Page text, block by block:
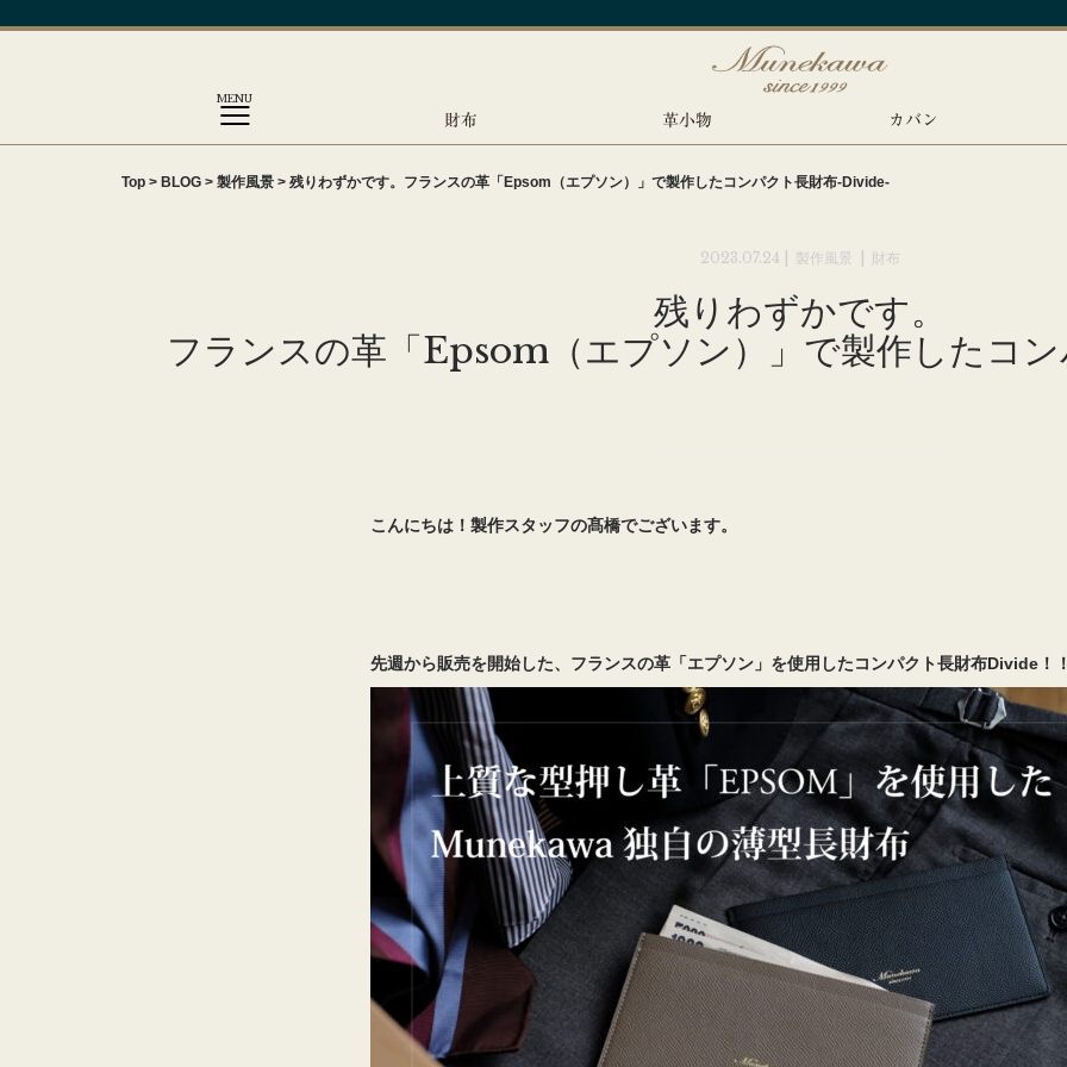
MENU
財布 革小物 カバン
Top > BLOG > 製作風景 > 残りわずかです。 フランスの革「Epsom（エプソン）」で製作したコンパクト長財布-Divide-
2023.07.24 | 製作風景 財布
残りわずかです。
フランスの革「Epsom（エプソン）」で製作したコ
こんにちは！製作スタッフの髙橋でございます。
先週から販売を開始した、フランスの革「エプソン」を使用したコンパクト長財布Divide！